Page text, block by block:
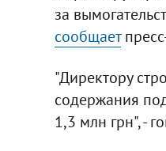
за
сообщает
"Директору
содержания
1,3 млн грн", -